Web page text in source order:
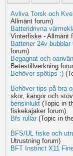
Avliva Torsk och
Allmäntforum)
Batteridrivna
Vinterfiske - Allmänt
Batterier 24v bubblar
forum)
Begagnat och
Betestillverkning
Behöver spötips :)
Behöver tips på bra
skor, kängor och
bensinlukt (Topic in
fiskekajakerforum)
Bfs rullar (Topic in
BFS/UL fiske och
Utrustningforum)
BFT Instinct X11